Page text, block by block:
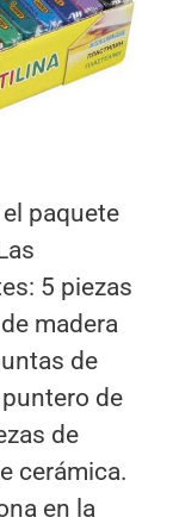
el paquete
5 piezas
madera
de
de
de
cerámica.
en la